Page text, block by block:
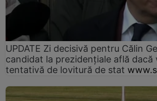
UPDATE Zi decisivă pentru Călin
candidat la prezidențiale află
tentativă de lovitură de stat